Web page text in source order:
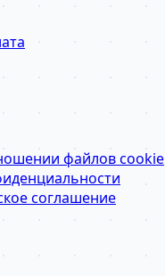
файлов cookie
соглашение